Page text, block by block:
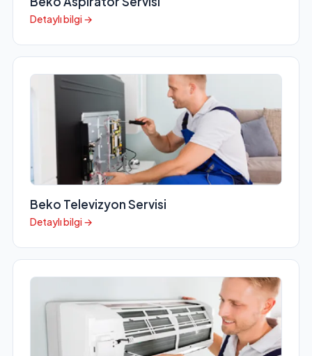
Detaylı bilgi →
Beko Televizyon Servisi
Detaylı bilgi →